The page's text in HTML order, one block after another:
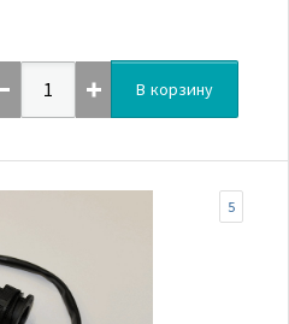
В корзину
5